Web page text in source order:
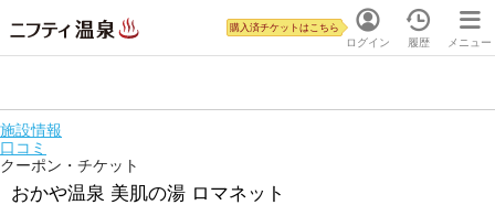
ログイン
購入済チケットはこちら
履歴 メニュー
施設情報
口コミ
クーポン・チケット
おかや温泉 美肌の湯 ロマネット